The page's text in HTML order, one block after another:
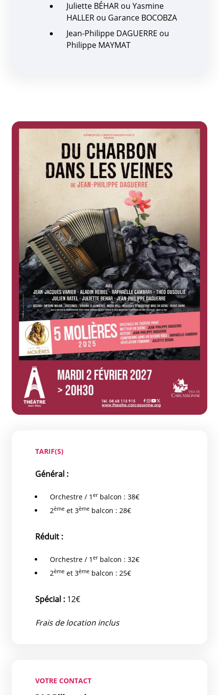
Juliette BÉHAR ou Yasmine
HALLER ou Garance BOCOBZA
Jean-Philippe DAGUERRE ou
Philippe MAYMAT
Zoom de l'image
TARIF(S)
Général :
Orchestre / 1 erbalcon : 38€
2ème et 3ème balcon : 28€
Réduit :
Orchestre / 1 erbalcon : 32€
2ème et 3ème balcon : 25€
Spécial : 12€
Frais de location inclus
VOTRE CONTACT